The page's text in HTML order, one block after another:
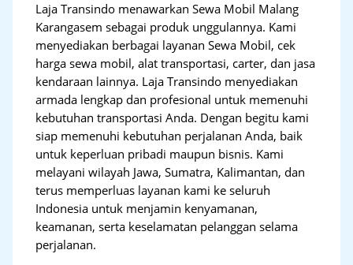
Laja Transindo menawarkan Sewa Mobil Malang
Karangasem sebagai produk unggulannya. Kami
menyediakan berbagai layanan Sewa Mobil, cek
harga sewa mobil, alat transportasi, carter, dan jasa
kendaraan lainnya. Laja Transindo menyediakan
armada lengkap dan profesional untuk memenuhi
kebutuhan transportasi Anda. Dengan begitu kami
siap memenuhi kebutuhan perjalanan Anda, baik
untuk keperluan pribadi maupun bisnis. Kami
melayani wilayah Jawa, Sumatra, Kalimantan, dan
terus memperluas layanan kami ke seluruh
Indonesia untuk menjamin kenyamanan,
keamanan, serta keselamatan pelanggan selama
perjalanan.